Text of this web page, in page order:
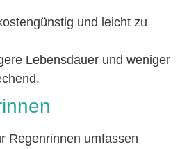
und leicht zu
Lebensdauer und weniger
Regenrinnen umfassen